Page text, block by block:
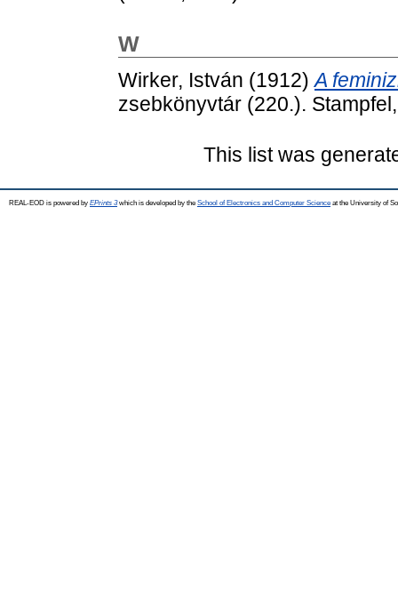
W
Wirker, István (1912)A
zsebkönyvtár (220.).
This list was
REAL-EOD is powered by EPrints 3which is developed by the School of Electronics and Computer Science at the University of